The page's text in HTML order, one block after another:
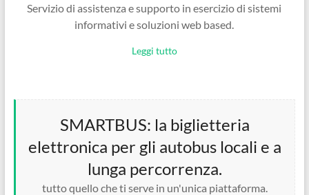
Servizio di assistenza e supporto in esercizio di sistemi
informativi e soluzioni web based.
Leggi tutto
SMARTBUS: la biglietteria
elettronica per gli autobus locali e a
lunga percorrenza.
tutto quello che ti serve in un'unica piattaforma.